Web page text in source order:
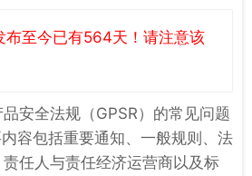
布至今已有564天！请注意该
安全法规（GPSR）的常见问题
容包括重要通知、一般规则、法
任人与责任经济运营商以及标